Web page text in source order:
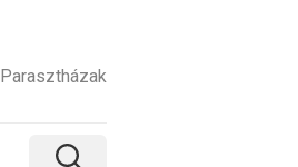
Parasztházak